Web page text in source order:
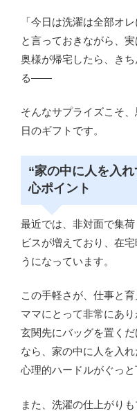
「今日は洗濯は全部オレ
と言っておきながら、
奥様が帰宅したら、き
る――
そんなサプライズこそ
日のギフトです。
“家の中に人を入
心ポイント
最近では、非対面で集
ビスが増えており、在
うになっています。
この手軽さが、仕事と
ママにとって非常にあり
玄関先にバッグを置く
なら、家の中に人を入
心理的ハードルがぐっと
また、洗濯の仕上がりも